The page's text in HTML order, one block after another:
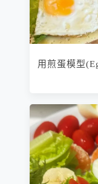
用煎蛋模型